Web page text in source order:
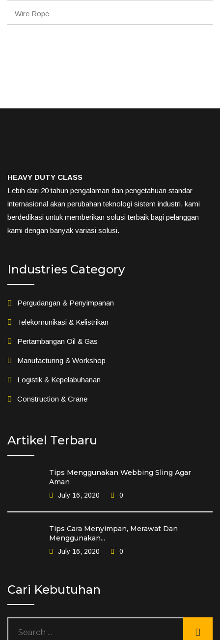
Wire Rope
HEAVY DUTY CLASS
Lebih dari 20 tahun pengalaman dan pengetahuan standar
internasional akan perubahan teknologi sistem industri, kami
berdedikasi untuk memberikan solusi terbaik bagi pelanggan
kami dengan banyak variasi solusi.
Industries Category
Pergudangan & Penyimpanan
Telekomunikasi & Kelistrikan
Pertambangan Oil & Gas
Manufacturing & Workshop
Logistik & Kepelabuhanan
Construction & Crane
Artikel Terbaru
Tips Menggunakan Webbing Sling Agar
Aman
July 16, 2020 0
Tips Cara Menyimpan, Merawat Dan
Menggunakan...
July 16, 2020 0
Cari Kebutuhan